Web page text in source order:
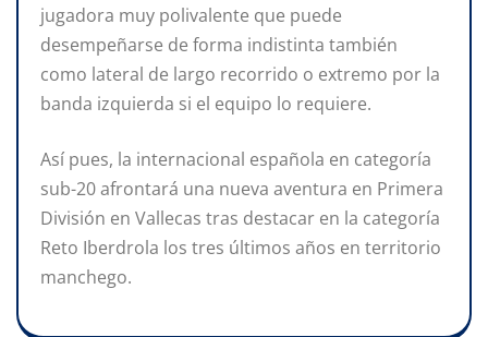
jugadora muy polivalente que puede
desempeñarse de forma indistinta también
como lateral de largo recorrido o extremo por la
banda izquierda si el equipo lo requiere.
Así pues, la internacional española en categoría
sub-20 afrontará una nueva aventura en Primera
División en Vallecas tras destacar en la categoría
Reto Iberdrola los tres últimos años en territorio
manchego.